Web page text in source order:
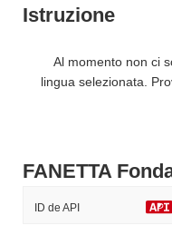
Istruzione
Al momento non ci
lingua selezionata.
FANETTA
ID de API